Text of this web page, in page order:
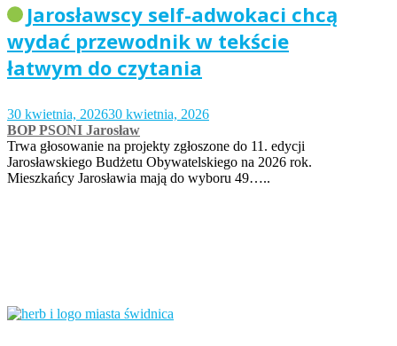
Jarosławscy self-adwokaci chcą
wydać przewodnik w tekście
łatwym do czytania
30 kwietnia, 202630 kwietnia, 2026
BOP PSONI Jarosław
Trwa głosowanie na projekty zgłoszone do 11. edycji
Jarosławskiego Budżetu Obywatelskiego na 2026 rok.
Mieszkańcy Jarosławia mają do wyboru 49…..